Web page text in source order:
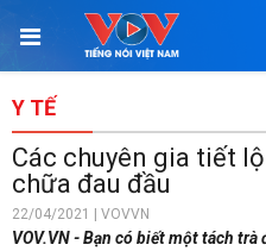
Y TẾ
Các chuyên gia tiết
chữa đau đầu
22/04/2021 | VOVVN
VOV.VN - Bạn có biết một tách